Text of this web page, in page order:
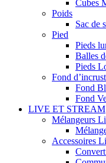
Cubes
Poids
Sac de
Pied
Pieds
Balles
Pieds
Fond
Fond
Fond
LIVE ET STREAM
Mélangeurs
Accessoires